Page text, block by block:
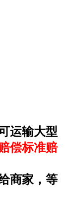
运输大型
偿标准赔
商家，等